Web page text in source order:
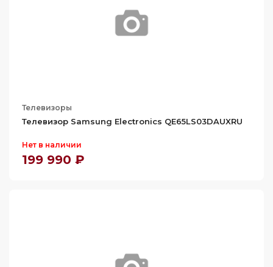
Телевизоры
Телевизор Samsung Electronics QE65LS03DAUXRU
Нет в наличии
199 990 ₽